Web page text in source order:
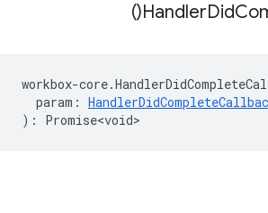
HandlerDid
)
workbox-core.
param :
) : Promise<void>